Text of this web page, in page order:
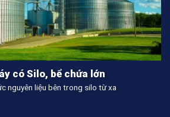
có Silo, bể chứa lớn
nguyên liệu bên trong silo từ xa